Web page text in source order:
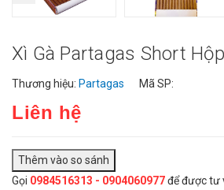
Xì Gà Partagas Short
Thương hiệu: Partagas Mã SP:
Liên hệ
Gọi 0984516313 - 0904060977để được tư